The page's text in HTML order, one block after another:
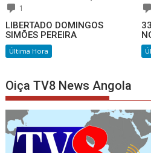
1
LIBERTADO DOMINGOS
SIMÕES PEREIRA
Última Hora
Oiça TV8 News Angola